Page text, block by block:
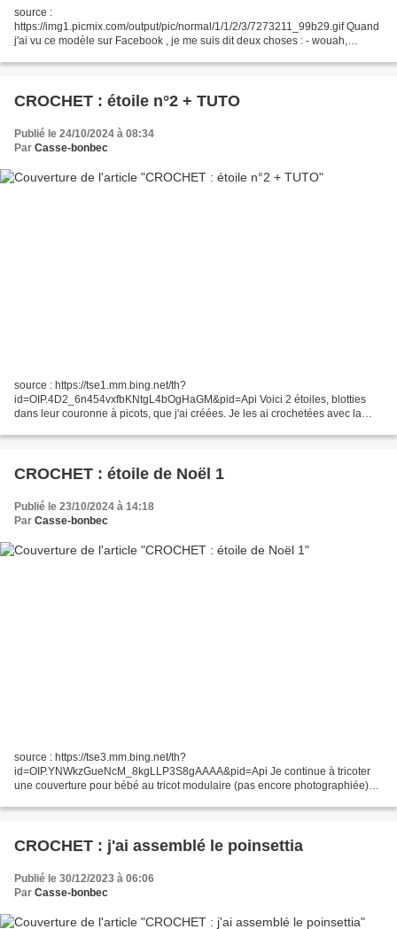
source :
https://img1.picmix.com/output/pic/normal/1/1/2/3/7273211_99b29.gif Quand
j'ai vu ce modèle sur Facebook , je me suis dit deux choses : - wouah,
testerai sûrement...
CROCHET : étoile n°2 + TUTO
Publié le 24/10/2024 à 08:34
Par Casse-bonbec
source : https://tse1.mm.bing.net/th?
id=OIP.4D2_6n454vxfbKNtgL4bOgHaGM&pid=Api Voici 2 étoiles, blotties
dans leur couronne à picots, que j'ai créées. Je les ai crochetées avec la
commandé...
CROCHET : étoile de Noël 1
Publié le 23/10/2024 à 14:18
Par Casse-bonbec
source : https://tse3.mm.bing.net/th?
id=OIP.YNWkzGueNcM_8kgLLP3S8gAAAA&pid=Api Je continue à tricoter
une couverture pour bébé au tricot modulaire (pas encore photographiée)
ma classe....
CROCHET : j'ai assemblé le poinsettia
Publié le 30/12/2023 à 06:06
Par Casse-bonbec